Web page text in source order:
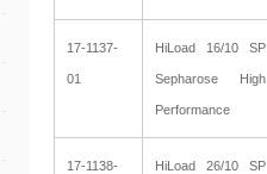
17-1137-
01
HiLoad 16/10 SP
Sepharose High
Performance
17-1138- HiLoad 26/10 SP